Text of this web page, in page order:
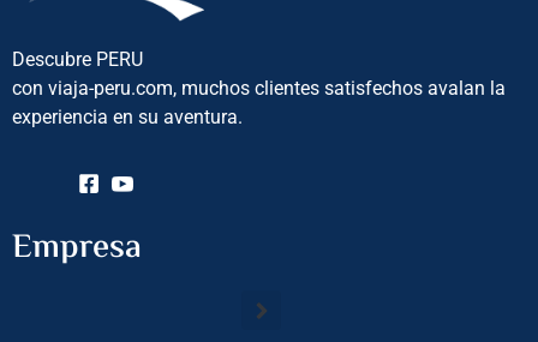
Descubre PERU
con viaja-peru.com, muchos clientes satisfechos avalan la
experiencia en su aventura.
Empresa